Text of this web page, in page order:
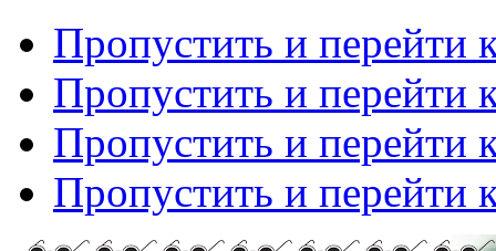
Пропустить и перейти
Пропустить и перейти
Пропустить и перейти
Пропустить и перейти